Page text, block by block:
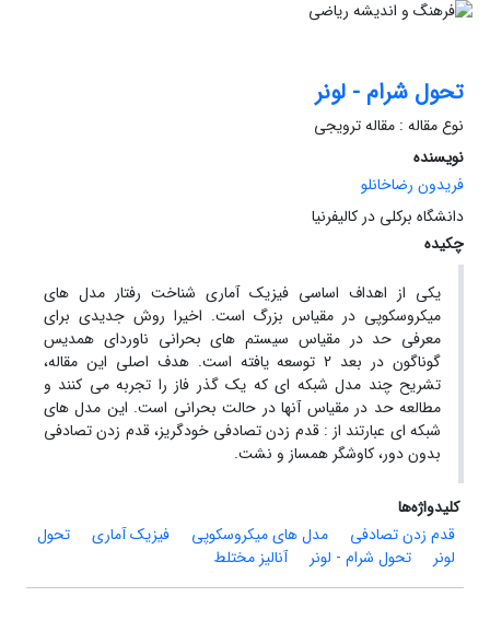
تحول شرام - لونر
نوع مقاله : مقاله ترویجی
نویسنده
فریدون رضاخانلو
دانشگاه برکلی در کالیفرنیا
چکیده
یکی از اهداف اساسی فیزیک آماری شناخت رفتار مدل های
میکروسکوپی در مقیاس بزرگ است. اخیرا روش جدیدی برای
معرفی حد در مقیاس سیستم های بحرانی ناوردای همدیس
گوناگون در بعد 2 توسعه یافته است. هدف اصلی این مقاله،
تشریح چند مدل شبکه ای که یک گذر فاز را تجربه می کنند و
مطالعه حد در مقیاس آنها در حالت بحرانی است. این مدل های
شبکه ای عبارتند از : قدم زدن تصادفی خودگریز، قدم زدن تصادفی
بدون دور، کاوشگر همساز و نشت.
کلیدواژه‌ها
قدم زدن تصادفی
مدل های میکروسکوپی فیزیک آماری
تحول
لونر
تحول شرام - لونر آنالیز مختلط